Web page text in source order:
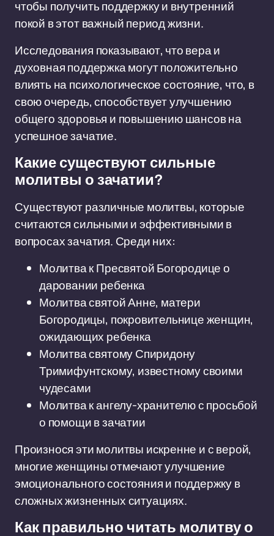
чтобы получить поддержку и внутренний
покой в этот важный период жизни.
Исследования показывают, что вера и
духовная поддержка могут положительно
влиять на психологическое состояние, что, в
свою очередь, способствует улучшению
общего здоровья и повышению шансов на
успешное зачатие.
Какие существуют сильные
молитвы о зачатии?
Существуют различные молитвы, которые
считаются сильными и эффективными в
вопросах зачатия. Среди них:
Молитва к Пресвятой Богородице о
даровании ребенка
Молитва святой Анне, матери
Богородицы, покровительнице женщин,
ожидающих ребенка
Молитва святому Спиридону
Тримифунтскому, известному своими
чудесами
Молитва к ангелу-хранителю с просьбой
о помощи в зачатии
Произнося эти молитвы искренне и с верой,
многие женщины отмечают улучшение
эмоционального состояния и поддержку в
сложных жизненных ситуациях.
Как правильно читать молитву о